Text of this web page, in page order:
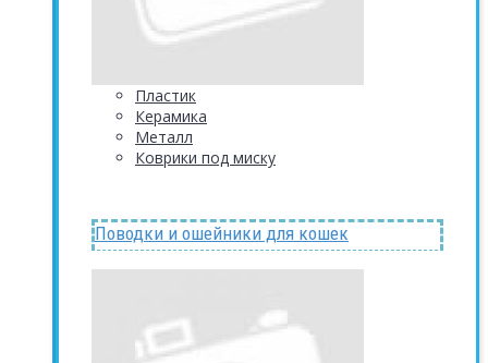
Пластик
Керамика
Металл
Коврики под миску
Поводки и ошейники для кошек